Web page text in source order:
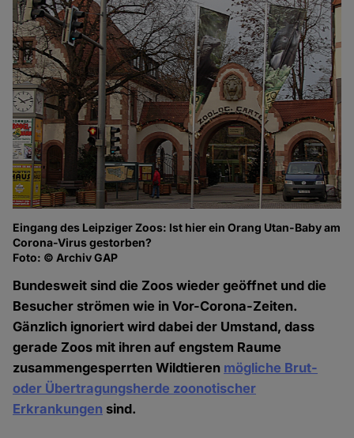
Eingang des Leipziger Zoos: Ist hier ein Orang Utan-Baby am
Corona-Virus gestorben?
Foto: © Archiv GAP
Bundesweit sind die Zoos wieder geöffnet und die
Besucher strömen wie in Vor-Corona-Zeiten.
Gänzlich ignoriert wird dabei der Umstand, dass
gerade Zoos mit ihren auf engstem Raume
zusammengesperrten Wildtieren mögliche Brut-
oder Übertragungsherde zoonotischer
Erkrankungen sind.